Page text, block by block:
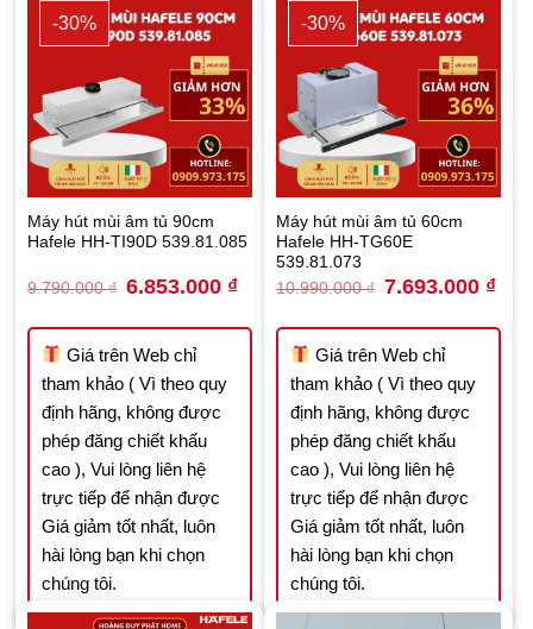
-30%
Máy hút mùi âm tủ 90cm
Hafele HH-TI90D 539.81.085
9.790.000₫ Original
price
9.790.000 ₫.
6.853.000 ₫Current
6.853.000 ₫.
Giá trên Web chỉ
tham khảo ( Vì theo quy
định hãng, không được
phép đăng chiết khấu
cao ), Vui lòng liên hệ
trực tiếp để nhận được
Giá giảm tốt nhất, luôn
hài lòng bạn khi chọn
chúng tôi.
-30%
Máy hút mùi âm tủ 60cm
Hafele HH-TG60E
539.81.073
10.990.000₫ Original
price
10.990.000 ₫.
7.693.000 ₫
Giá trên Web chỉ
tham khảo ( Vì theo quy
định hãng, không được
phép đăng chiết khấu
cao ), Vui lòng liên hệ
trực tiếp để nhận được
Giá giảm tốt nhất, luôn
hài lòng bạn khi chọn
chúng tôi.